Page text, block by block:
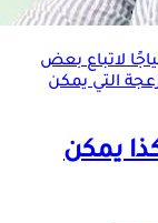
لاتباع بعض
التي يمكن
يمكن